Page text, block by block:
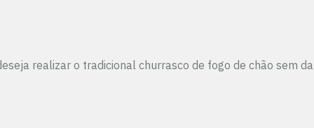
realizar o tradicional churrasco de fogo de chão sem